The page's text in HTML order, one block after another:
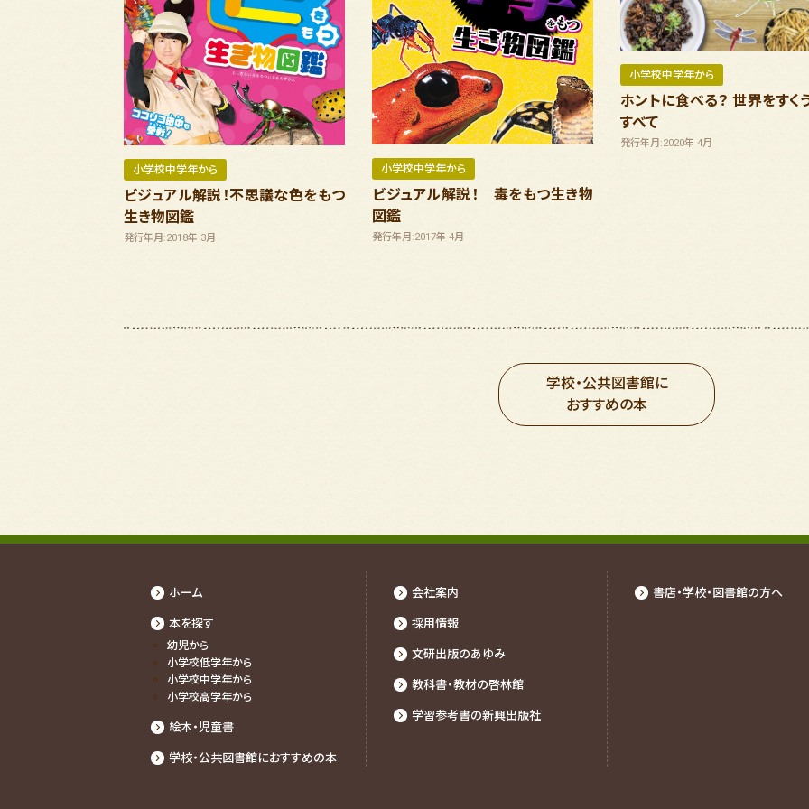
小学校中学年から
ビジュアル解説！不思議な色をもつ
生き物図鑑
発行年月:2018年 3月
小学校中学年から
ビジュアル解説！ 毒をもつ生き物
図鑑
発行年月:2017年 4月
小学校中学年から
ホントに食べる？ 世界をすく
すべて
発行年月:2020年 4月
学校・公共図書館に
おすすめの本
ホーム
本を探す
幼児から
⼩学校低学年から
⼩学校中学年から
⼩学校⾼学年から
絵本・児童書
学校・公共図書館におすすめの本
会社案内
採⽤情報
文研出版のあゆみ
教科書・教材の啓林館
学習参考書の新興出版社
書店・学校・図書館の⽅へ